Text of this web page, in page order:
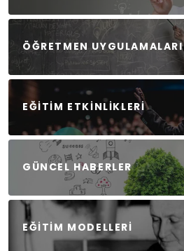
ÖĞRETMEN UYGULAMALARI
EĞITIM ETKINLIKLERI
GÜNCEL HABERLER
EĞITIM MODELLERI